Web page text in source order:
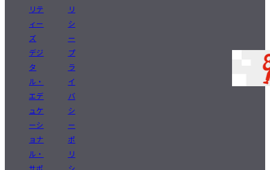
リテ
ィー
ズ
デジ
タ
ル・
エデ
ュケ
ーシ
ョナ
ル・
サポ
リ
シ
ー
プ
ラ
イ
バ
シ
ー
ポ
リ
シ